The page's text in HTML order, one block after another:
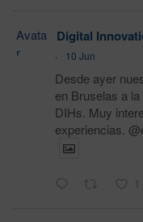
Avata
r
Digital
·
10 Jun
Desde ayer
en Bruselas a
DIHs. Muy
experiencias.
1